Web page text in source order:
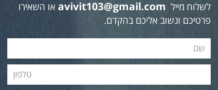
לשלוח מייל avivit103@gmail.com או השאירו
פרטיכם ונשוב אליכם בהקדם.